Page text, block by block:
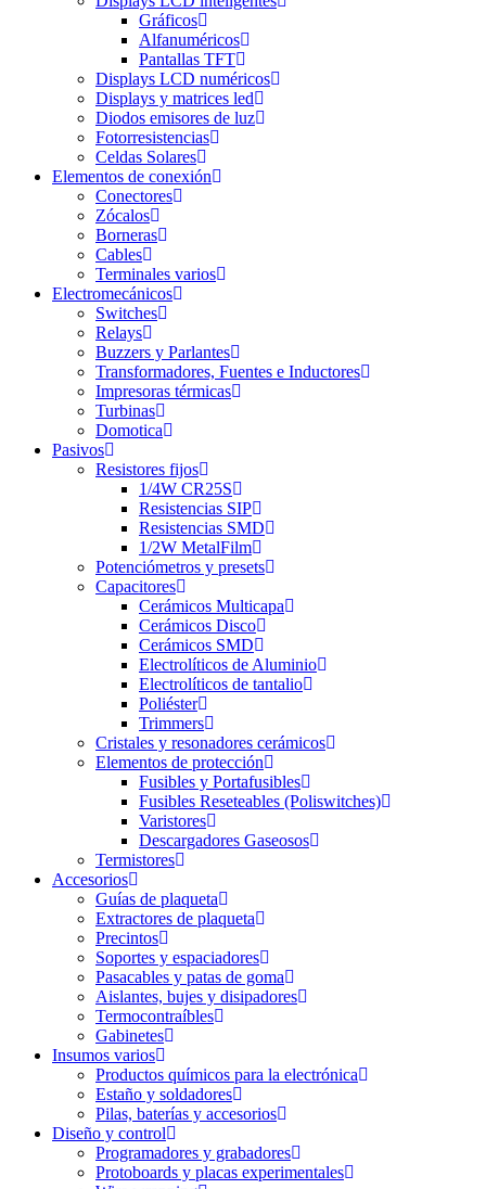
Gráficos
Alfanuméricos
Pantallas TFT
Displays LCD numéricos
Displays y matrices led
Diodos emisores de luz
Fotorresistencias
Celdas Solares
Elementos de conexión
Conectores
Zócalos
Borneras
Cables
Terminales varios
Electromecánicos
Switches
Relays
Buzzers y Parlantes
Transformadores, Fuentes e Inductores
Impresoras térmicas
Turbinas
Domotica
Pasivos
Resistores fijos
1/4W CR25S
Resistencias SIP
Resistencias SMD
1/2W MetalFilm
Potenciómetros y presets
Capacitores
Cerámicos Multicapa
Cerámicos Disco
Cerámicos SMD
Electrolíticos de Aluminio
Electrolíticos de tantalio
Poliéster
Trimmers
Cristales y resonadores cerámicos
Elementos de protección
Fusibles y Portafusibles
Fusibles Reseteables (Poliswitches)
Varistores
Descargadores Gaseosos
Termistores
Accesorios
Guías de plaqueta
Extractores de plaqueta
Precintos
Soportes y espaciadores
Pasacables y patas de goma
Aislantes, bujes y disipadores
Termocontraíbles
Gabinetes
Insumos varios
Productos químicos para la electrónica
Estaño y soldadores
Pilas, baterías y accesorios
Diseño y control
Programadores y grabadores
Protoboards y placas experimentales